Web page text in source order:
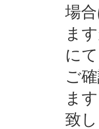
場
ま
に
ご
ま
致